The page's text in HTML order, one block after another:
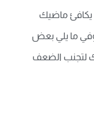
يكافئ ماضيك
ما يلي بعض
لتجنب الضعف